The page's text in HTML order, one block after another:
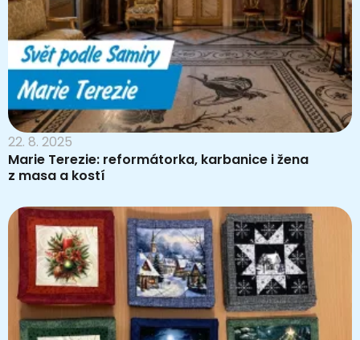
22. 8. 2025
Marie Terezie: reformátorka, karbanice i žena
z masa a kostí